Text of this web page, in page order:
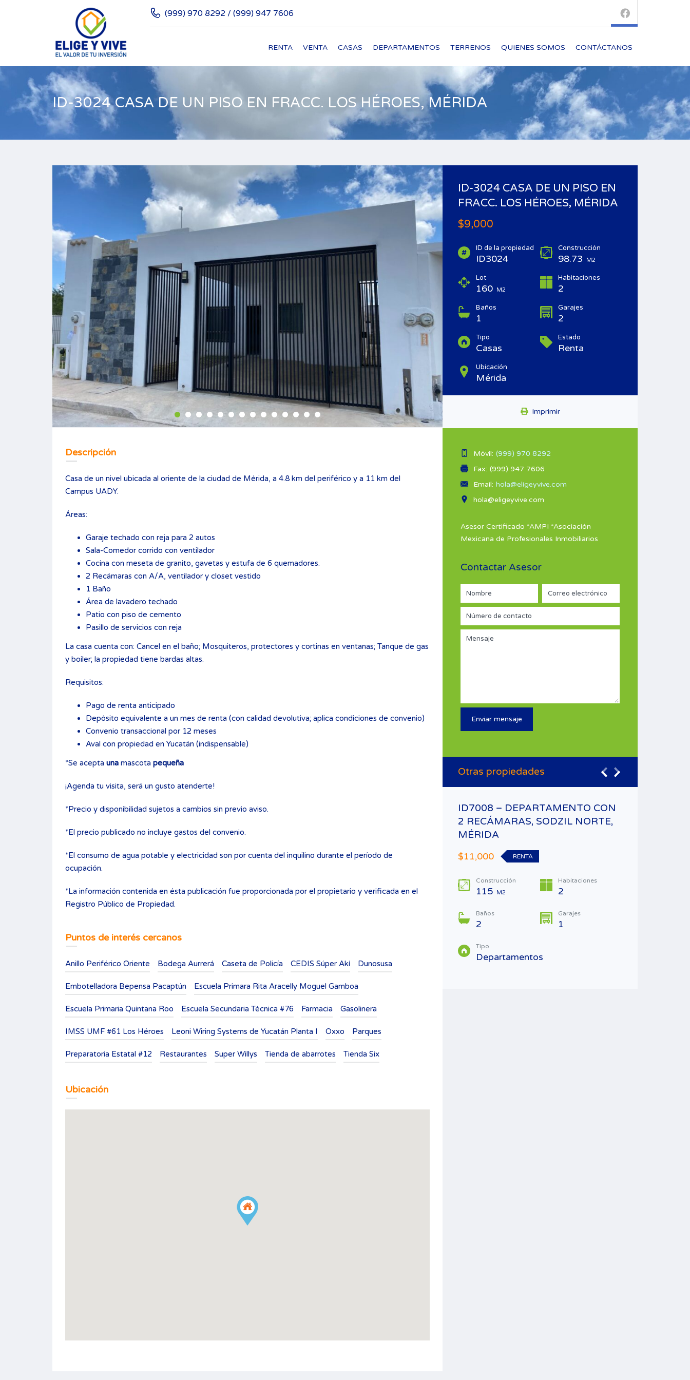
(999) 970 8292 / (999) 947 7606
RENTA VENTA CASAS DEPARTAMENTOS TERRENOS QUIENES SOMOS CONTÁCTANOS
ID-3024 CASA DE UN PISO EN FRACC. LOS HÉROES, MÉRIDA
ID-3024 CASA DE UN PISO EN
FRACC. LOS HÉROES, MÉRIDA
$9,000
ID de la propiedad
ID3024
Construcción
98.73 M2
Lot
160 M2
Habitaciones
2
Baños
1
Garajes
2
Tipo
Casas
Estado
Renta
Ubicación
Mérida
Imprimir
Descripción
Casa de un nivel ubicada al oriente de la ciudad de Mérida, a 4.8 km del periférico y a 11 km del
Campus UADY.
Áreas:
Garaje techado con reja para 2 autos
Sala-Comedor corrido con ventilador
Cocina con meseta de granito, gavetas y estufa de 6 quemadores.
2 Recámaras con A/A, ventilador y closet vestido
1 Baño
Área de lavadero techado
Patio con piso de cemento
Pasillo de servicios con reja
La casa cuenta con: Cancel en el baño; Mosquiteros, protectores y cortinas en ventanas; Tanque de gas
y boiler; la propiedad tiene bardas altas.
Requisitos:
Pago de renta anticipado
Depósito equivalente a un mes de renta (con calidad devolutiva; aplica condiciones de convenio)
Convenio transaccional por 12 meses
Aval con propiedad en Yucatán (indispensable)
*Se acepta una mascota pequeña
¡Agenda tu visita, será un gusto atenderte!
*Precio y disponibilidad sujetos a cambios sin previo aviso.
*El precio publicado no incluye gastos del convenio.
*El consumo de agua potable y electricidad son por cuenta del inquilino durante el período de
ocupación.
*La información contenida en ésta publicación fue proporcionada por el propietario y verificada en el
Registro Público de Propiedad.
Puntos de interés cercanos
Anillo Periférico Oriente Bodega Aurrerá Caseta de Policía CEDIS Súper Akí Dunosusa
Embotelladora Bepensa Pacaptún Escuela Primara Rita Aracelly Moguel Gamboa
Escuela Primaria Quintana Roo Escuela Secundaria Técnica #76 Farmacia Gasolinera
IMSS UMF #61 Los Héroes Leoni Wiring Systems de Yucatán Planta I Oxxo Parques
Preparatoria Estatal #12 Restaurantes Super Willys Tienda de abarrotes Tienda Six
Ubicación
Móvil: (999) 970 8292
Fax: (999) 947 7606
Email: hola@eligeyvive.com
hola@eligeyvive.com
Asesor Certificado *AMPI *Asociación
Mexicana de Profesionales Inmobiliarios
Contactar Asesor
Otras propiedades
ID5005 – TERRENO EN VENTA
Tipo
ID1030 – PREVENTA CASA
$5,900,000
VENTA
172.80 M2 3
ID7008 – DEPARTAMENTO CON
2 RECÁMARAS, SODZIL NORTE,
MÉRIDA
$11,000
RENTA
Construcción
115 M2
Habitaciones
2
Baños
2
Garajes
1
Tipo
Departamentos